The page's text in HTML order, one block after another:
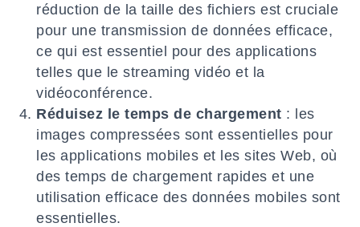
réduction de la taille des fichiers est cruciale
pour une transmission de données efficace,
ce qui est essentiel pour des applications
telles que le streaming vidéo et la
vidéoconférence.
Réduisez le temps de chargement : les
images compressées sont essentielles pour
les applications mobiles et les sites Web, où
des temps de chargement rapides et une
utilisation efficace des données mobiles sont
essentielles.